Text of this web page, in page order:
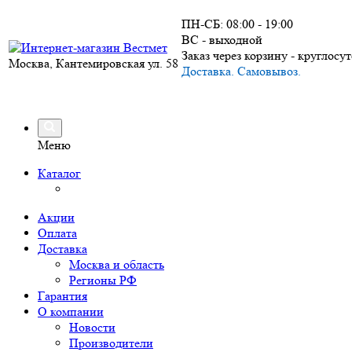
Москва, Кантемировская ул. 58
ПН-СБ: 08:00 - 19:00
ВС - выходной
Заказ через корзину -
Доставка. Самовывоз.
Меню
Каталог
Акции
Оплата
Доставка
Москва и область
Регионы РФ
Гарантия
О компании
Новости
Производители